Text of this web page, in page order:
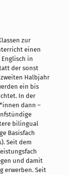
zur
einen
in
der sonst
Halbjahr
ein bis
In der
dann –
bilingual
Basisfach
Seit dem
und damit
erwerben. Seit